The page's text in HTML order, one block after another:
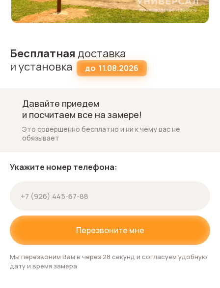
Бесплатная доставка
и установка
до 11.08.2026
Давайте приедем
и посчитаем все на замере!
Это совершенно бесплатно и ни к чему вас не
обязывает
Укажите номер телефона:
Перезвоните мне
Мы перезвоним Вам в через 28 секунд и согласуем удобную
дату и время замера